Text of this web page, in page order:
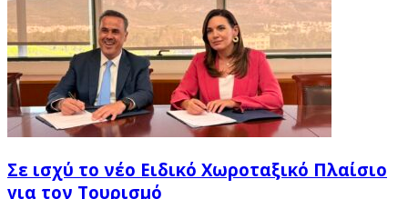
Σε ισχύ το νέο Ειδικό Χωροταξικό Πλαίσιο
για τον Τουρισμό